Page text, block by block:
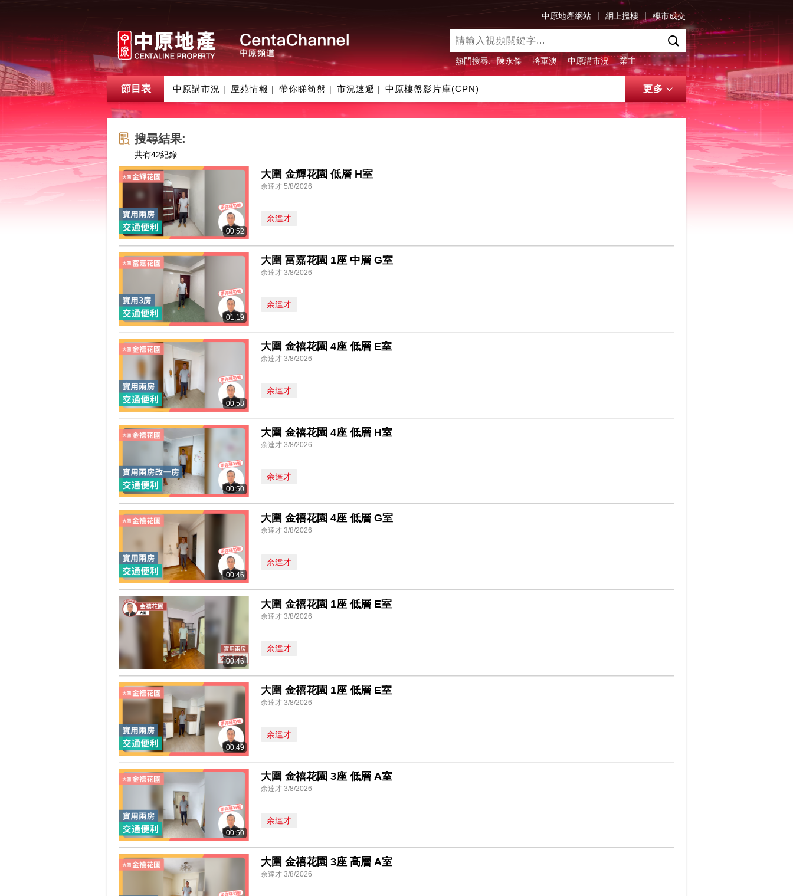
中原地產網站 | 網上搵樓 | 樓市成交
熱門搜尋: 陳永傑 將軍澳 中原講市況 業主
節目表 中原講市況 | 屋苑情報 | 帶你睇筍盤 | 市況速遞 | 中原樓盤影片庫(CPN) 更多
搜尋結果:
共有42紀錄
00:52
大圍 金輝花園 低層 H室
余達才 5/8/2026
余達才
01:19
大圍 富嘉花園 1座 中層 G室
余達才 3/8/2026
余達才
00:58
大圍 金禧花園 4座 低層 E室
余達才 3/8/2026
余達才
00:50
大圍 金禧花園 4座 低層 H室
余達才 3/8/2026
余達才
00:46
大圍 金禧花園 4座 低層 G室
余達才 3/8/2026
余達才
00:46
大圍 金禧花園 1座 低層 E室
余達才 3/8/2026
余達才
00:49
大圍 金禧花園 1座 低層 E室
余達才 3/8/2026
余達才
00:50
大圍 金禧花園 3座 低層 A室
余達才 3/8/2026
余達才
大圍 金禧花園 3座 高層 A室
余達才 3/8/2026